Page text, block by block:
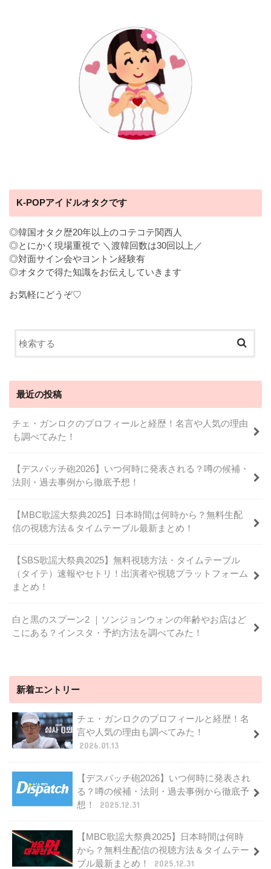
K-POPアイドルオタクです
◎韓国オタク歴20年以上のコテコテ関西人
◎とにかく現場重視で ＼渡韓回数は30回以上／
◎対面サイン会やヨントン経験有
◎オタクで得た知識をお伝えしていきます
お気軽にどうぞ♡
最近の投稿
チェ・ガンロクのプロフィールと経歴！名言や人気の理由
も調べてみた！
【デスパッチ砲2026】いつ何時に発表される？噂の候補・
法則・過去事例から徹底予想！
【MBC歌謡大祭典2025】日本時間は何時から？無料生配
信の視聴方法＆タイムテーブル最新まとめ！
【SBS歌謡大祭典2025】無料視聴方法・タイムテーブル
（タイテ）速報やセトリ！出演者や視聴プラットフォーム
まとめ！
白と黒のスプーン2 ｜ソンジョンウォンの年齢やお店はど
こにある？インスタ・予約方法を調べてみた！
新着エントリー
チェ・ガンロクのプロフィールと経歴！名
言や人気の理由も調べてみた！
2026.01.13
【デスパッチ砲2026】いつ何時に発表され
る？噂の候補・法則・過去事例から徹底予
想！
2025.12.31
【MBC歌謡大祭典2025】日本時間は何時
から？無料生配信の視聴方法＆タイムテー
ブル最新まとめ！
2025.12.31